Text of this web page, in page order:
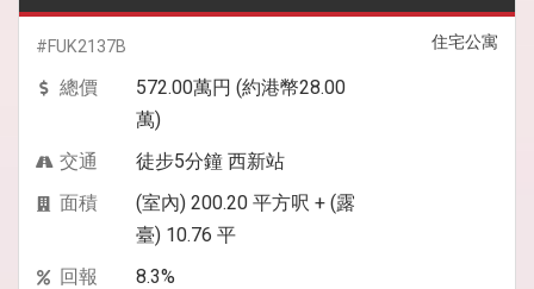
住宅公寓
#FUK2137B
總價
572.00萬円 (約港幣28.00
萬)
交通
徒步5分鐘 西新站
面積
(室內) 200.20 平方呎 + (露
臺) 10.76 平
回報
8.3%